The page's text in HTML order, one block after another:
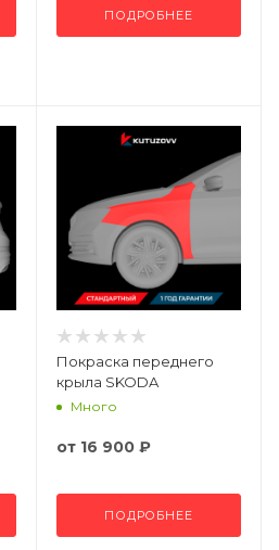
ПОДРОБНЕЕ
Покраска переднего
крыла SKODA
Много
от 16 900 ₽
ПОДРОБНЕЕ